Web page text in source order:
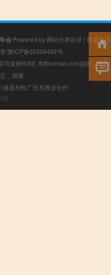
会Powered by 网站分类目录 | 精选推荐
陕ICP备05009492号
可发邮件到f_fb#foxmail.com说明，我们
，谢谢
盈利性广告及商业合作
孩